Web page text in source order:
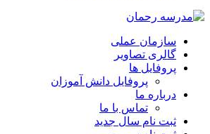
سازمان عملی
گالری تصاویر
پروفایل ها
پروفایل دانش آموزان
درباره ما
تماس با ما
ثبت نام سال جدید